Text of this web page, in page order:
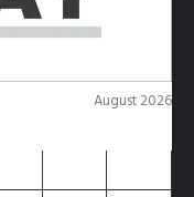
August 2026